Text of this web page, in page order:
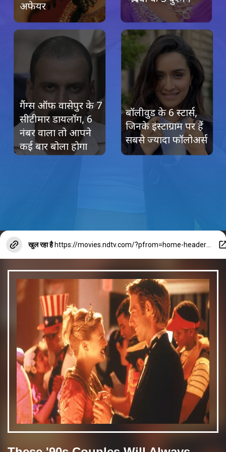
बॉलीवुड के 6 स्टार्स,
जिनके इंस्टाग्राम पर हैं
सबसे ज्यादा फॉलोअर्स
गैंग्स ऑफ वासेपुर के 7
सीटीमार डायलॉग, 6
नंबर वाला तो आपने
कई बार बोला होगा
अफेयर
खुल रहा है